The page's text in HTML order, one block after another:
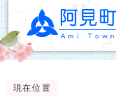
現在位置